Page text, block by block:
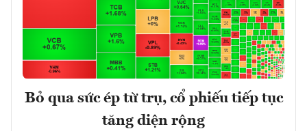
Bỏ qua sức ép từ trụ, cổ phiếu tiếp tục
tăng diện rộng